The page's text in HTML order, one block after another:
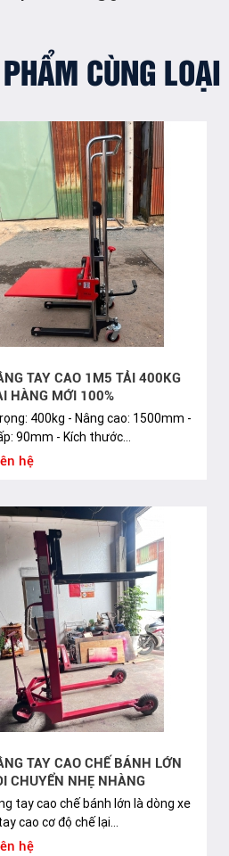
CÙNG LOẠI
TAY CAO 1M5 TẢI 400KG
HÀNG MỚI 100%
400kg - Nâng cao: 1500mm -
90mm - Kích thước...
hệ
TAY CAO CHẾ BÁNH LỚN
CHUYỂN NHẸ NHÀNG
tay cao chế bánh lớn là dòng xe
cao cơ độ chế lại...
hệ